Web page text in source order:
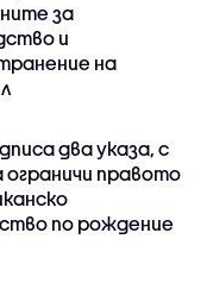
за
и
на
два указа, с
ограничи правото
по рождение